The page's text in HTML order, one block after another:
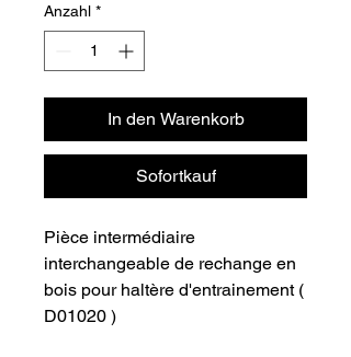
Anzahl *
In den Warenkorb
Sofortkauf
Pièce intermédiaire
interchangeable de rechange en
bois pour haltère d'entrainement (
D01020 )